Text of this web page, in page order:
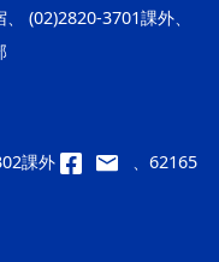
(02)2820-3701課外、
課外
、62165